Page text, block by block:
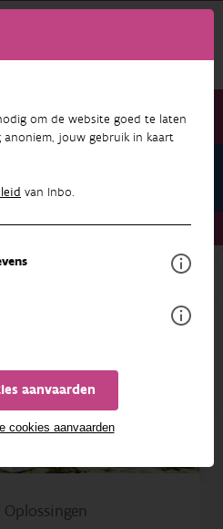
om de website goed te laten
anoniem, jouw gebruik in kaart
van Inbo.
aanvaarden
cookies aanvaarden